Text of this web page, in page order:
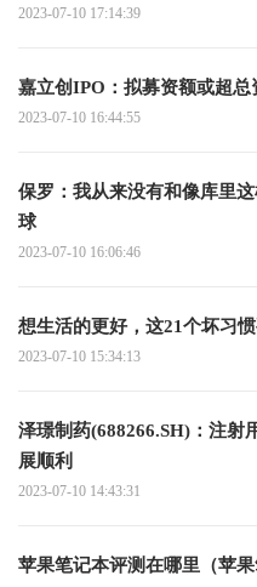
2023-07-10 17:14:39
嘉立创IPO：拟募资额或超
2023-07-10 16:44:55
保罗：我从来没有和像库里
球
2023-07-10 16:06:46
想生活的更好，这21个坏习
2023-07-10 15:34:13
泽璟制药(688266.SH)：注射
展顺利
2023-07-10 14:43:31
苹果笔记本评测在哪里（苹果